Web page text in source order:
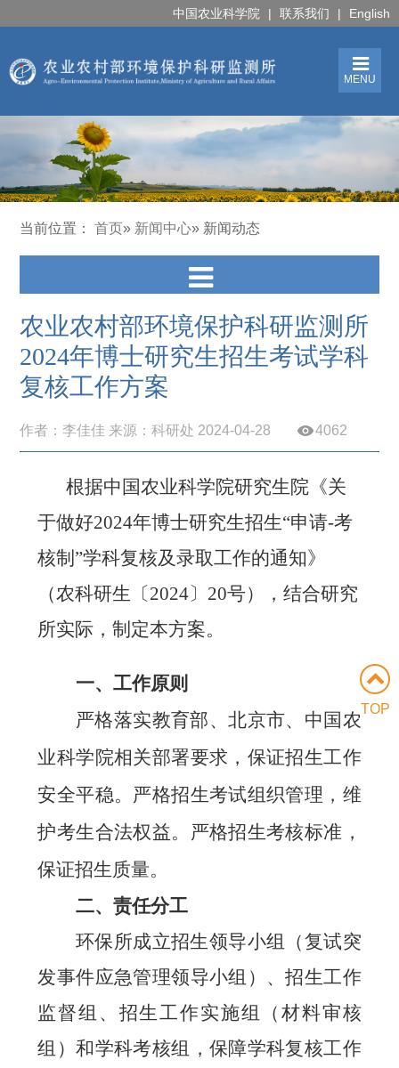
中国农业科学院 | 联系我们 | English
MENU
当前位置：首页» 新闻中心» 新闻动态
农业农村部环境保护科研监测所
2024年博士研究生招生考试学科
复核工作方案
作者：李佳佳 来源：科研处 2024-04-28 4062
根据中国农业科学院研究生院《关
于做好2024年博士研究生招生“申请-考
核制 ”学科复核及录取工作的通知》
（农科研生〔2024〕 20号），结合研究
所实际，制定本方案。
一、工作原则
严格落实教育部、北京市、中国农
业科学院相关部署要求， 保证招生工作
安全平稳。 严格招生考试组织管理，维
护考生合法权益。
严格招生考核标准，
保证招生质量。
二、责任分工
环保所成立招生领导小组 （复试突
发事件应急管理领导小组 ） 、招生工作
监督组、 招生工作实施组 （材料审核
组 ）和学科考核组，保障学科复核工作
TOP